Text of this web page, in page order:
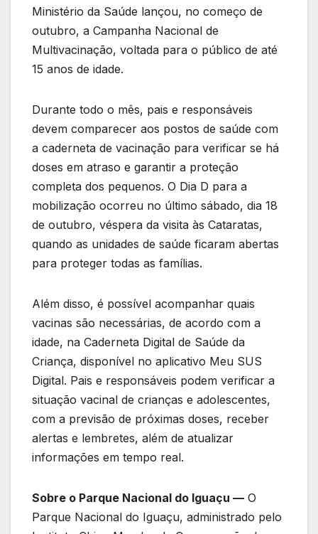
Ministério da Saúde lançou, no começo de
outubro, a Campanha Nacional de
Multivacinação, voltada para o público de até
15 anos de idade.
Durante todo o mês, pais e responsáveis
devem comparecer aos postos de saúde com
a caderneta de vacinação para verificar se há
doses em atraso e garantir a proteção
completa dos pequenos. O Dia D para a
mobilização ocorreu no último sábado, dia 18
de outubro, véspera da visita às Cataratas,
quando as unidades de saúde ficaram abertas
para proteger todas as famílias.
Além disso, é possível acompanhar quais
vacinas são necessárias, de acordo com a
idade, na Caderneta Digital de Saúde da
Criança, disponível no aplicativo Meu SUS
Digital. Pais e responsáveis podem verificar a
situação vacinal de crianças e adolescentes,
com a previsão de próximas doses, receber
alertas e lembretes, além de atualizar
informações em tempo real.
Sobre o Parque Nacional do Iguaçu — O
Parque Nacional do Iguaçu, administrado pelo